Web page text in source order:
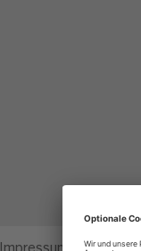
Impressum